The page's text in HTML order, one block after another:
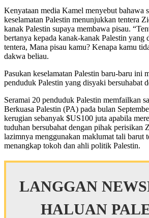
Kenyataan media Kamel menyebut bahawa
keselamatan Palestin menunjukkan tentera
kanak Palestin supaya membawa pisau.
bertanya kepada kanak-kanak Palestin yang
tentera, Mana pisau kamu? Kenapa kamu
dakwa beliau.
Pasukan keselamatan Palestin baru-baru ini
penduduk Palestin yang disyaki bersuhabat
Seramai 20 penduduk Palestin memfailkan
Berkuasa Palestin (PA) pada bulan
kerugian sebanyak $US100 juta apabila
tuduhan bersubahat dengan pihak perisikan
lazimnya menggunakan maklumat tali barut
menangkap tokoh dan ahli politik Palestin.
LANGGAN
HALUAN